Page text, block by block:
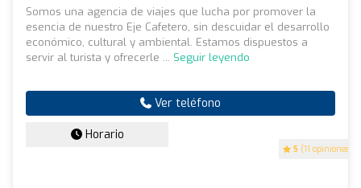
5 (11 opiniones)
Somos una agencia de viajes que lucha por promover la
esencia de nuestro Eje Cafetero, sin descuidar el desarrollo
económico, cultural y ambiental. Estamos dispuestos a
servir al turista y ofrecerle ... Seguir leyendo
Ver teléfono
Horario